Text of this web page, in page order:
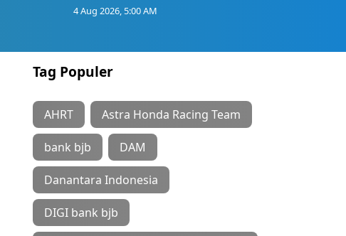
4 Aug 2026, 5:00 AM
Tag Populer
AHRT Astra Honda Racing Team
bank bjb DAM
Danantara Indonesia
DIGI bank bjb